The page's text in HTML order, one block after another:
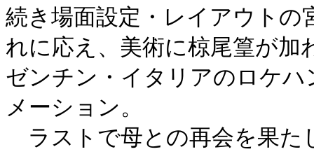
続き場面設定・レイアウトの
れに応え、美術に椋尾篁が
ゼンチン・イタリアのロケ
メーション。
ラストで母との再会を果た